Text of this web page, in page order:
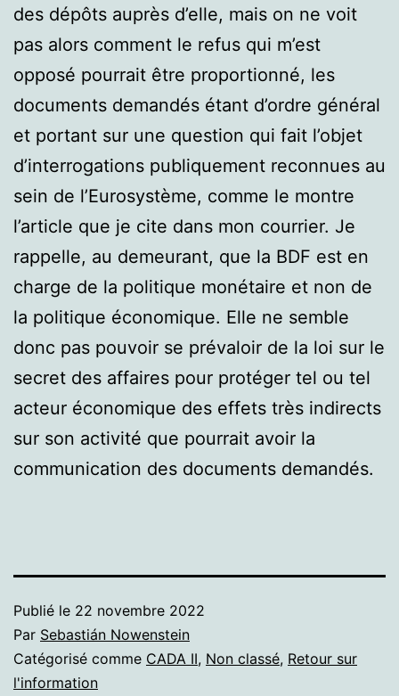
des dépôts auprès d’elle, mais on ne voit
pas alors comment le refus qui m’est
opposé pourrait être proportionné, les
documents demandés étant d’ordre général
et portant sur une question qui fait l’objet
d’interrogations publiquement reconnues au
sein de l’Eurosystème, comme le montre
l’article que je cite dans mon courrier. Je
rappelle, au demeurant, que la BDF est en
charge de la politique monétaire et non de
la politique économique. Elle ne semble
donc pas pouvoir se prévaloir de la loi sur le
secret des affaires pour protéger tel ou tel
acteur économique des effets très indirects
sur son activité que pourrait avoir la
communication des documents demandés.
Publié le 22 novembre 2022
Par Sebastián Nowenstein
Catégorisé comme CADA II, Non classé, Retour sur
l'information